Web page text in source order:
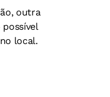
outra
local.